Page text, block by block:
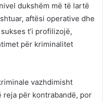
dukshëm më të lartë
aftësi operative dhe
t’i profilizojë,
për kriminalitet
vazhdimisht
reja për kontrabandë, por